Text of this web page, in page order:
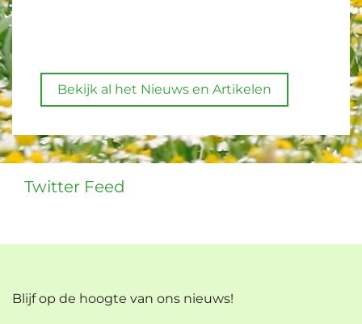
Bekijk al het Nieuws en Artikelen
Twitter Feed
Blijf op de hoogte van ons nieuws!